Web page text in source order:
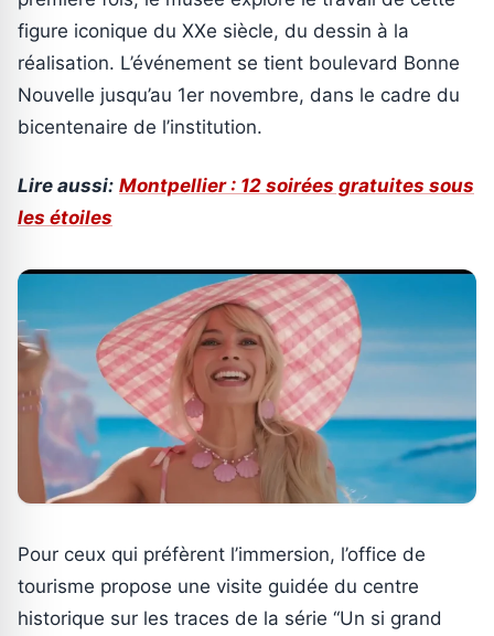
figure iconique du XXe siècle, du dessin à la
réalisation. L’événement se tient boulevard Bonne
Nouvelle jusqu’au 1er novembre, dans le cadre du
bicentenaire de l’institution.
Lire aussi: Montpellier : 12 soirées gratuites sous
les étoiles
Pour ceux qui préfèrent l’immersion, l’office de
tourisme propose une visite guidée du centre
historique sur les traces de la série “Un si grand